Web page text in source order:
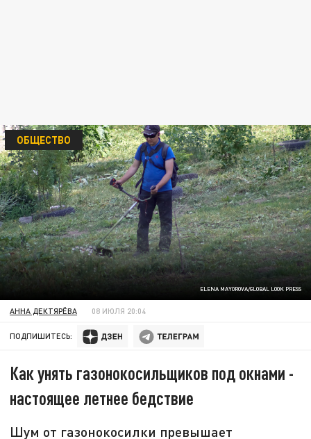
ELENA MAYOROVA/GLOBAL LOOK PRESS
ОБЩЕСТВО
АННА ДЕКТЯРЁВА 08 ИЮЛЯ 20:04
ПОДПИШИТЕСЬ:
Как унять газонокосильщиков под окнами -
настоящее летнее бедствие
Шум от газонокосилки превышает